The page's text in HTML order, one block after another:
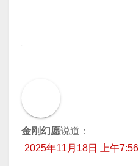
金刚幻愿说道：
2025年11月18日 上午7:56